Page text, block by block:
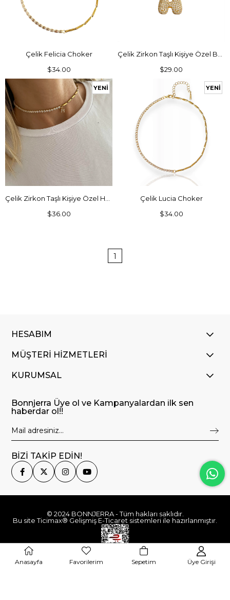
SEPETE EKLE
Çelik Felicia Choker
$34.00
SEPETE EKLE
$29.00
SEPETE EKLE
$36.00
YENI
ÜRÜN
SEPETE EKLE
Çelik Lucia Choker
$34.00
YENI
1
HESABIM
MÜŞTERİ HİZMETLERİ
KURUMSAL
Bonnjerra Üye ol ve Kampanyalardan ilk sen
haberdar ol!!
BİZİ TAKİP EDİN!
© 2024 BONNJERRA - Tüm hakları saklıdır.
Bu site Ticimax® Gelişmiş E-Ticaret sistemleri ile hazırlanmıştır.
Anasayfa Favorilerim Sepetim Üye Girişi